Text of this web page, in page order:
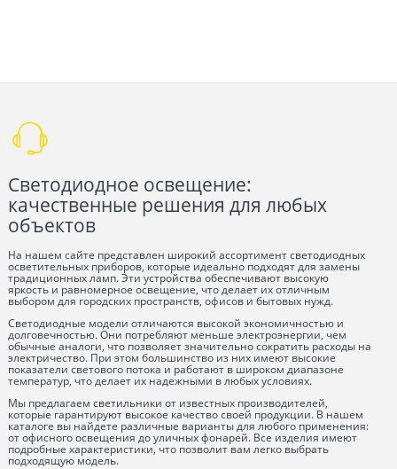
Светодиодное освещение:
качественные решения для любых
объектов
На нашем сайте представлен широкий ассортимент светодиодных
осветительных приборов, которые идеально подходят для замены
традиционных ламп. Эти устройства обеспечивают высокую
яркость и равномерное освещение, что делает их отличным
выбором для городских пространств, офисов и бытовых нужд.
Светодиодные модели отличаются высокой экономичностью и
долговечностью. Они потребляют меньше электроэнергии, чем
обычные аналоги, что позволяет значительно сократить расходы на
электричество. При этом большинство из них имеют высокие
показатели светового потока и работают в широком диапазоне
температур, что делает их надежными в любых условиях.
Мы предлагаем светильники от известных производителей,
которые гарантируют высокое качество своей продукции. В нашем
каталоге вы найдете различные варианты для любого применения:
от офисного освещения до уличных фонарей. Все изделия имеют
подробные характеристики, что позволит вам легко выбрать
подходящую модель.